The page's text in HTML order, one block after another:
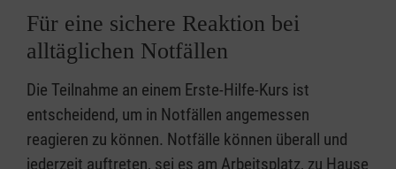
Für eine sichere Reaktion bei
alltäglichen Notfällen
Die Teilnahme an einem Erste-Hilfe-Kurs ist
entscheidend, um in Notfällen angemessen
reagieren zu können. Notfälle können überall und
jederzeit auftreten, sei es am Arbeitsplatz, zu Hause